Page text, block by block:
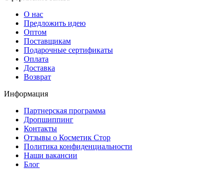
О нас
Предложить идею
Оптом
Поставщикам
Подарочные сертификаты
Оплата
Доставка
Возврат
Информация
Партнерская программа
Дропшиппинг
Контакты
Отзывы о Косметик Стор
Политика конфиденциальности
Наши вакансии
Блог